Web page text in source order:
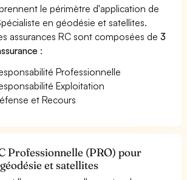
le périmètre d'application de
en géodésie et satellites.
assurances RC sont composées de3
:
Professionnelle
Exploitation
et Recours
Professionnelle (PRO) pour
et satellites